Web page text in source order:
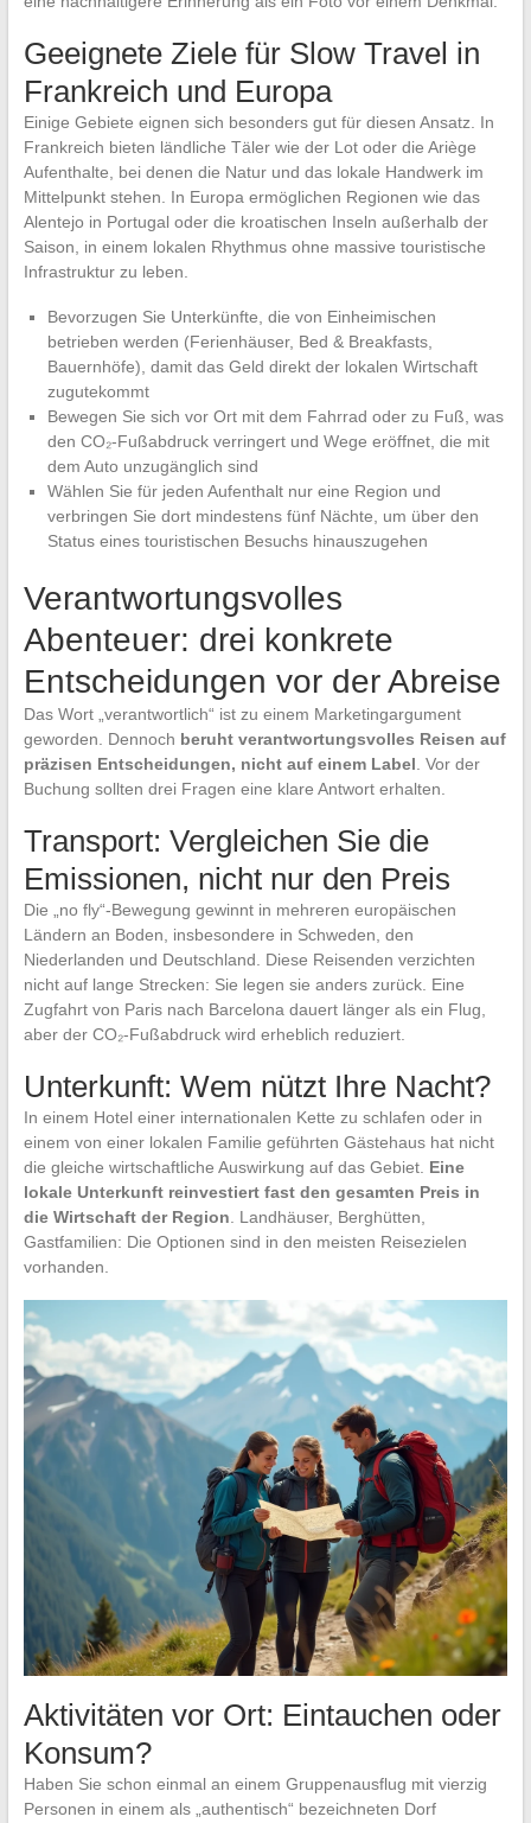
Geeignete Ziele für Slow Travel in
Frankreich und Europa
Einige Gebiete eignen sich besonders gut für diesen Ansatz. In
Frankreich bieten ländliche Täler wie der Lot oder die Ariège
Aufenthalte, bei denen die Natur und das lokale Handwerk im
Mittelpunkt stehen. In Europa ermöglichen Regionen wie das
Alentejo in Portugal oder die kroatischen Inseln außerhalb der
Saison, in einem lokalen Rhythmus ohne massive touristische
Infrastruktur zu leben.
Bevorzugen Sie Unterkünfte, die von Einheimischen
betrieben werden (Ferienhäuser, Bed & Breakfasts,
Bauernhöfe), damit das Geld direkt der lokalen Wirtschaft
zugutekommt
Bewegen Sie sich vor Ort mit dem Fahrrad oder zu Fuß, was
den CO₂-Fußabdruck verringert und Wege eröffnet, die mit
dem Auto unzugänglich sind
Wählen Sie für jeden Aufenthalt nur eine Region und
verbringen Sie dort mindestens fünf Nächte, um über den
Status eines touristischen Besuchs hinauszugehen
Verantwortungsvolles
Abenteuer: drei konkrete
Entscheidungen vor der Abreise
Das Wort „verantwortlich“ ist zu einem Marketingargument
geworden. Dennoch beruht verantwortungsvolles Reisen auf
präzisen Entscheidungen, nicht auf einem Label . Vor der
Buchung sollten drei Fragen eine klare Antwort erhalten.
Transport: Vergleichen Sie die
Emissionen, nicht nur den Preis
Die „no fly“-Bewegung gewinnt in mehreren europäischen
Ländern an Boden, insbesondere in Schweden, den
Niederlanden und Deutschland. Diese Reisenden verzichten
nicht auf lange Strecken: Sie legen sie anders zurück. Eine
Zugfahrt von Paris nach Barcelona dauert länger als ein Flug,
aber der CO₂-Fußabdruck wird erheblich reduziert.
Unterkunft: Wem nützt Ihre Nacht?
In einem Hotel einer internationalen Kette zu schlafen oder in
einem von einer lokalen Familie geführten Gästehaus hat nicht
die gleiche wirtschaftliche Auswirkung auf das Gebiet. Eine
lokale Unterkunft reinvestiert fast den gesamten Preis in
die Wirtschaft der Region . Landhäuser, Berghütten,
Gastfamilien: Die Optionen sind in den meisten Reisezielen
vorhanden.
Aktivitäten vor Ort: Eintauchen oder
Konsum?
Haben Sie schon einmal an einem Gruppenausflug mit vierzig
Personen in einem als „authentisch“ bezeichneten Dorf